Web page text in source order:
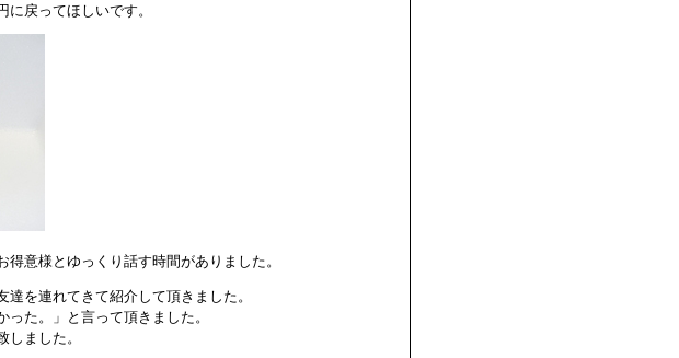
戻ってほしいです。
意様とゆっくり話す時間がありました。
を連れてきて紹介して頂きました。
った。」と言って頂きました。
ました。